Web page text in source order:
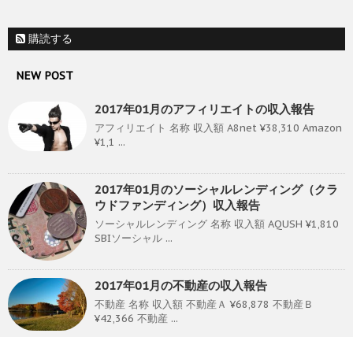
購読する
NEW POST
2017年01月のアフィリエイトの収入報告
アフィリエイト 名称 収入額 A8net ¥38,310 Amazon
¥1,1 ...
2017年01月のソーシャルレンディング（クラ
ウドファンディング）収入報告
ソーシャルレンディング 名称 収入額 AQUSH ¥1,810
SBIソーシャル ...
2017年01月の不動産の収入報告
不動産 名称 収入額 不動産Ａ ¥68,878 不動産Ｂ
¥42,366 不動産 ...